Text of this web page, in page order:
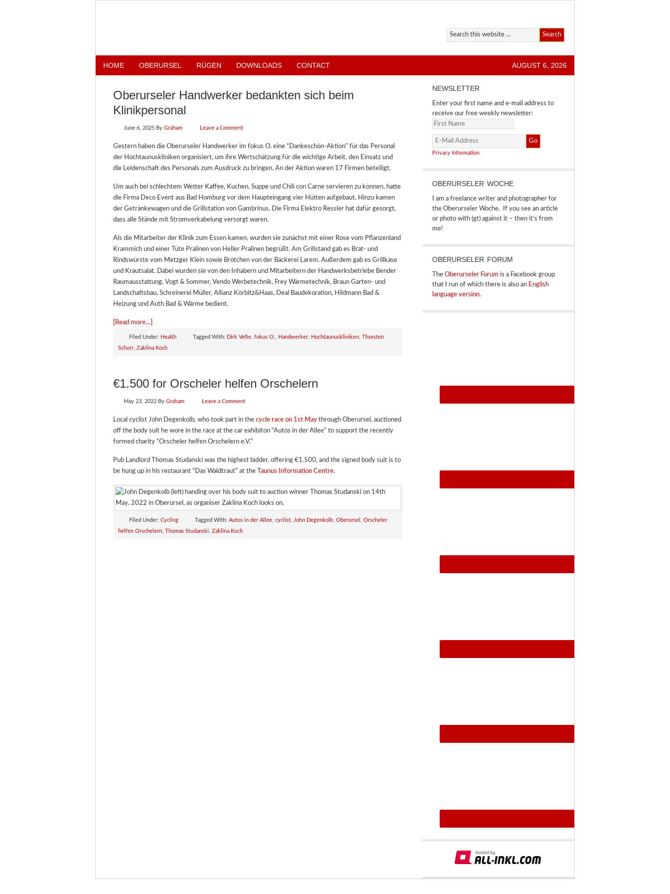
HOME OBERURSEL RÜGEN DOWNLOADS CONTACT AUGUST 6, 2026
Oberurseler Handwerker bedankten sich beim
Klinikpersonal
June 6, 2025 By Graham Leave a Comment
Gestern haben die Oberurseler Handwerker im fokus O. eine “Dankeschön-Aktion” für das Personal
der Hochtaunuskliniken organisiert, um ihre Wertschätzung für die wichtige Arbeit, den Einsatz und
die Leidenschaft des Personals zum Ausdruck zu bringen. An der Aktion waren 17 Firmen beteiligt.
Um auch bei schlechtem Wetter Kaffee, Kuchen, Suppe und Chili con Carne servieren zu können, hatte
die Firma Deco Event aus Bad Homburg vor dem Haupteingang vier Hütten aufgebaut. Hinzu kamen
der Getränkewagen und die Grillstation von Gambrinus. Die Firma Elektro Ressler hat dafür gesorgt,
dass alle Stände mit Stromverkabelung versorgt waren.
Als die Mitarbeiter der Klinik zum Essen kamen, wurden sie zunächst mit einer Rose vom Pflanzenland
Krammich und einer Tüte Pralinen von Heller Pralinen begrüßt. Am Grillstand gab es Brat- und
Rindswürste vom Metzger Klein sowie Brötchen von der Bäckerei Larem. Außerdem gab es Grillkäse
und Krautsalat. Dabei wurden sie von den Inhabern und Mitarbeitern der Handwerksbetriebe Bender
Raumausstattung, Vogt & Sommer, Vendo Werbetechnik, Frey Wärmetechnik, Braun Garten- und
Landschaftsbau, Schreinerei Müller, Allianz Körbitz&Haas, Deal Baudekoration, Hildmann Bad &
Heizung und Auth Bad & Wärme bedient.
[Read more…]
Filed Under: Health Tagged With: Dirk Velte fokus O. Handwerker Hochtaunuskliniken Thorsten
Schorr Zaklina Koch
€1.500 for Orscheler helfen Orschelern
May 23, 2022 By Graham Leave a Comment
Local cyclist John Degenkolb, who took part in the cycle race on 1st May through Oberursel, auctioned
off the body suit he wore in the race at the car exhibiton “Autos in der Allee” to support the recently
formed charity “Orscheler helfen Orschelern e.V.”
Pub Landlord Thomas Studanski was the highest bidder, offering €1.500, and the signed body suit is to
be hung up in his restaurant “Das Waldtraut” at the
Taunus Information Centre.
Filed Under: Cycling Tagged With: Autos in der Allee cyclist John Degenkolb Oberursel
Orscheler
helfen Orschelern Thomas Studanski Zaklina Koch
NEWSLETTER
Enter your first name and e-mail address to
receive our free weekly newsletter:
Privacy Information
OBERURSELER WOCHE
I am a freelance writer and photographer for
the Oberurseler Woche. If you see an article
or photo with (gt) against it – then it’s from
me!
OBERURSELER FORUM
The Oberurseler Forum is a Facebook group
that I run of which there is also an English
language version.